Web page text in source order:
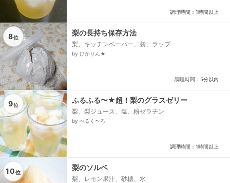
調理時間：1時間以上
8位
梨の長持ち保存方法
梨、キッチンペーパー、袋、ラップ
by ひかりん★
調理時間：5分以内
9位
ふるふる〜★超！梨のグラスゼリー
梨、梨ジュース、塩、粉ゼラチン
by ぺるく〜ろ
調理時間：1時間以上
10位
梨のソルベ
梨、レモン果汁、砂糖、水